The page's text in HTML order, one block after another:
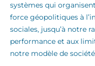
systèmes qui
force géopolitiques à
sociales, jusqu’à notre
performance et aux
notre modèle de